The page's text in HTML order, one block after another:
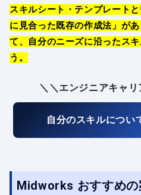
スキルシート・テンプレート
に見合った既存の作成法」が
て、自分のニーズに沿ったス
う。
＼＼エンジニアキャ
自分のスキルについ
Midworks おすすめの